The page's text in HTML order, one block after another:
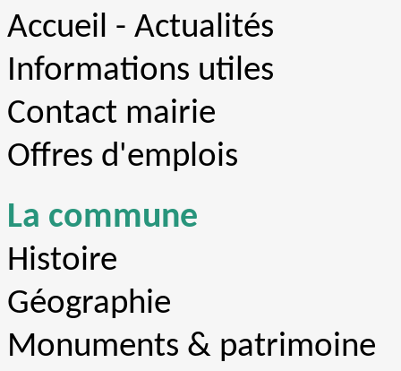
Accueil - Actualités
Informations utiles
Contact mairie
Offres d'emplois
La commune
Histoire
Géographie
Monuments & patrimoine